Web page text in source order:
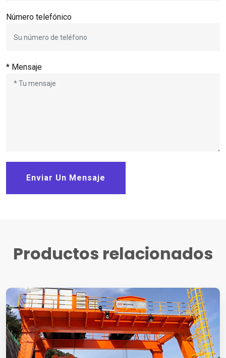
Número telefónico
* Mensaje
Enviar Un Mensaje
Productos relacionados